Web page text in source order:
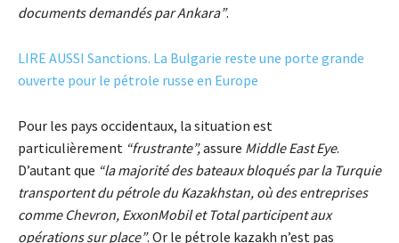
documents demandés par Ankara”.
LIRE AUSSI Sanctions. La Bulgarie reste une porte grande
ouverte pour le pétrole russe en Europe
Pour les pays occidentaux, la situation est
particulièrement “frustrante”,assure Middle East Eye.
D’autant que “la majorité des bateaux bloqués par la Turquie
transportent du pétrole du Kazakhstan, où des entreprises
comme Chevron, ExxonMobil et Total participent aux
opérations sur place”. Or le pétrole kazakh n’est pas